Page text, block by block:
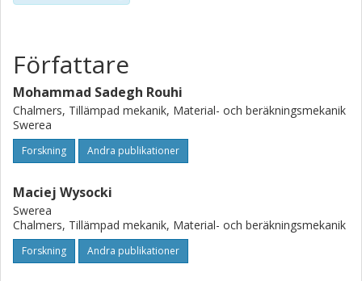
representative numerical example where we used
parameter values out of the literature and estimates from
our own micrographs.
Författare
Mohammad Sadegh Rouhi
Chalmers, Tillämpad mekanik, Material- och beräkningsmekanik
Swerea
Forskning Andra publikationer
Maciej Wysocki
Swerea
Chalmers, Tillämpad mekanik, Material- och beräkningsmekanik
Forskning Andra publikationer